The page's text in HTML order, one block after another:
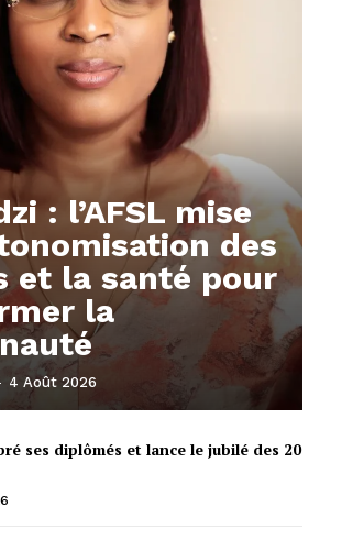
: l’AFSL mise
des
et la santé pour
la
4 Août 2026
ses diplômés et lance le jubilé des 20